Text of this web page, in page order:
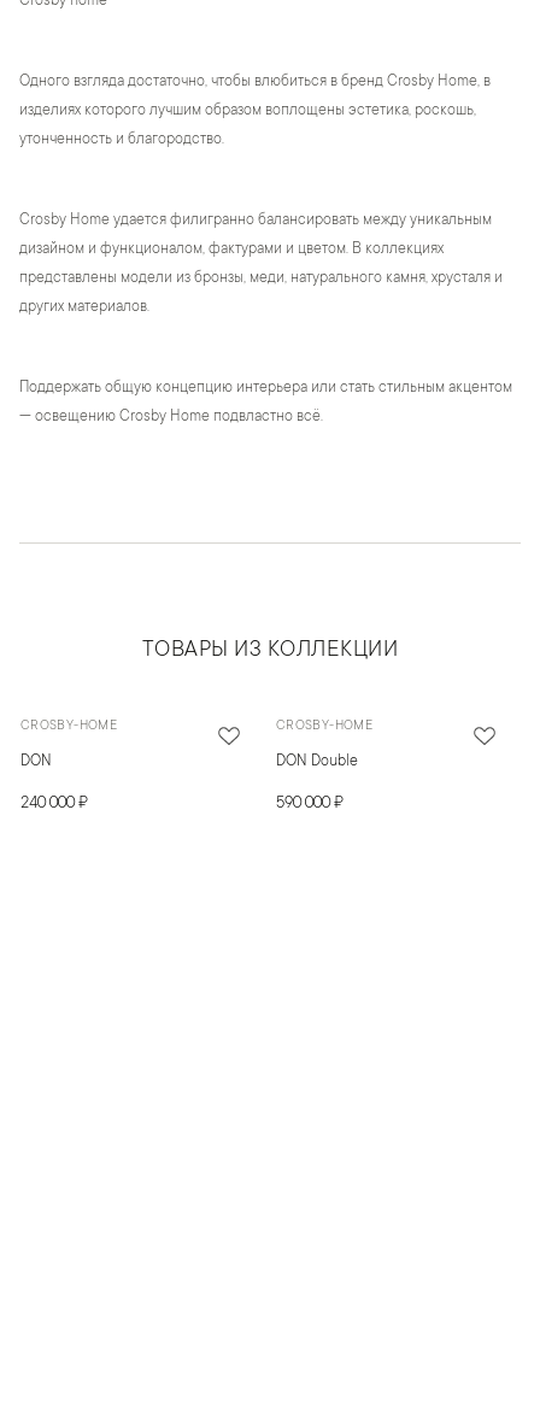
Одного взгляда достаточно, чтобы влюбиться в бренд Crosby Home, в
изделиях которого лучшим образом воплощены эстетика, роскошь,
утонченность и благородство.
Crosby Home удается филигранно балансировать между уникальным
дизайном и функционалом, фактурами и цветом. В коллекциях
представлены модели из бронзы, меди, натурального камня, хрусталя и
других материалов.
Поддержать общую концепцию интерьера или стать стильным акцентом
— освещению Crosby Home подвластно всё.
ТОВАРЫ ИЗ КОЛЛЕКЦИИ
CROSBY-HOME
DON
240 000 ₽
CROSBY-HOME
DON Double
590 000 ₽